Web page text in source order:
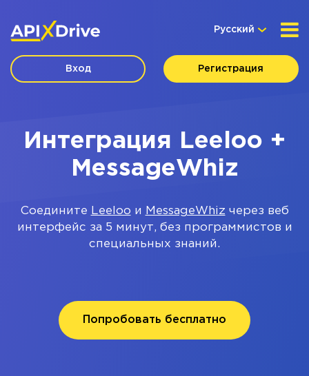
Русский
Вход Регистрация
Интеграция Leeloo +
MessageWhiz
Соедините Leeloo и MessageWhiz через веб
интерфейс за 5 минут, без программистов и
специальных знаний.
Попробовать бесплатно